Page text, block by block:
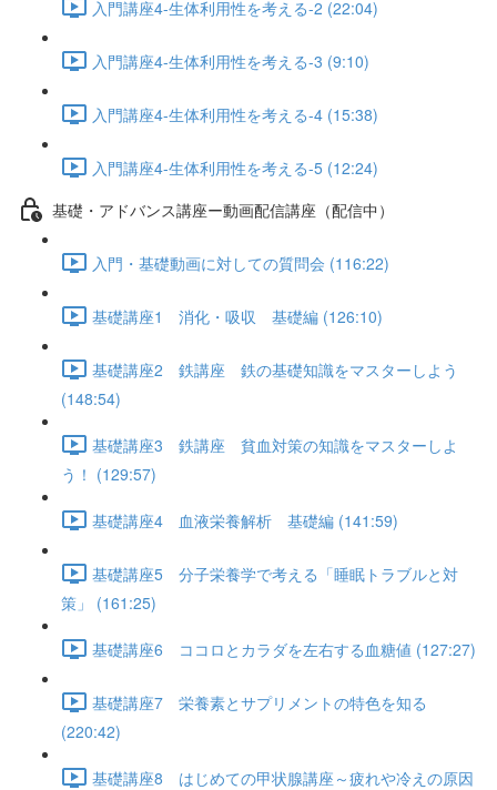
入門講座4-生体利用性を考える-2 (22:04)
入門講座4-生体利用性を考える-3 (9:10)
入門講座4-生体利用性を考える-4 (15:38)
入門講座4-生体利用性を考える-5 (12:24)
基礎・アドバンス講座ー動画配信講座（配信中）
入門・基礎動画に対しての質問会 (116:22)
基礎講座1 消化・吸収 基礎編 (126:10)
基礎講座2 鉄講座 鉄の基礎知識をマスターしよう
(148:54)
基礎講座3 鉄講座 貧血対策の知識をマスターしよ
う！ (129:57)
基礎講座4 血液栄養解析 基礎編 (141:59)
基礎講座5 分子栄養学で考える「睡眠トラブルと対
策」 (161:25)
基礎講座6 ココロとカラダを左右する血糖値 (127:27)
基礎講座7 栄養素とサプリメントの特色を知る
(220:42)
基礎講座8 はじめての甲状腺講座～疲れや冷えの原因